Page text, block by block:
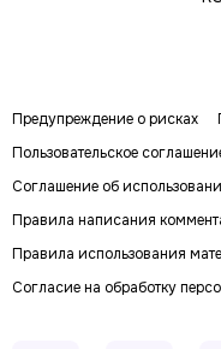
Предупреждение о рисках
Пользовательское
Соглашение об
Правила написания
Правила использования
Согласие на обработку